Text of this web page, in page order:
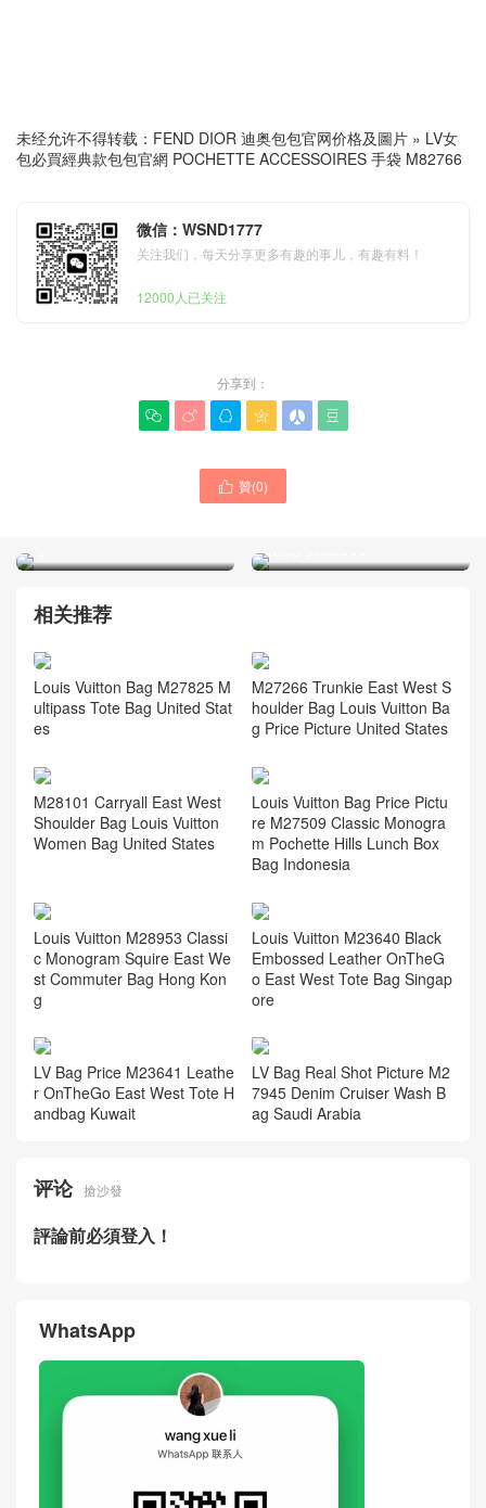
未经允许不得转载： FEND DIOR 迪奥包包官网价格及圖片 » LV女
包必買經典款包包官網 POCHETTE ACCESSOIRES 手袋 M82766
微信：WSND1777
关注我们，每天分享更多有趣的事儿，有趣有料！
12000人已关注
分享到：
     
 贊(0)
Hong Kong專櫃LV品牌官網
列
LV包包品牌原廠地是哪 官網
相关推荐
Louis Vuitton Bag M27825 M
ultipass Tote Bag United Stat
es
M27266 Trunkie East West S
houlder Bag Louis Vuitton Ba
g Price Picture United States
M28101 Carryall East West
Shoulder Bag Louis Vuitton
Women Bag United States
Louis Vuitton Bag Price Pictu
re M27509 Classic Monogra
m Pochette Hills Lunch Box
Bag Indonesia
Louis Vuitton M28953 Classi
c Monogram Squire East We
st Commuter Bag Hong Kon
g
Louis Vuitton M23640 Black
Embossed Leather OnTheG
o East West Tote Bag Singap
ore
LV Bag Price M23641 Leathe
r OnTheGo East West Tote H
andbag Kuwait
LV Bag Real Shot Picture M2
7945 Denim Cruiser Wash B
ag Saudi Arabia
评论 搶沙發
評論前必須登入！
WhatsApp